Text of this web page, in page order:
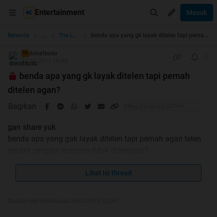
Entertainment Masuk
Beranda ... The Lounge
TS donatsusu
23-06-2011 16:03
benda apa yang gk layak ditelen tapi pernah
ditelen agan?
Bagikan
gan share yuk
benda apa yang gak layak ditelen tapi pernah agan telen
ceritain juga gan kronologisnya
Lihat isi thread